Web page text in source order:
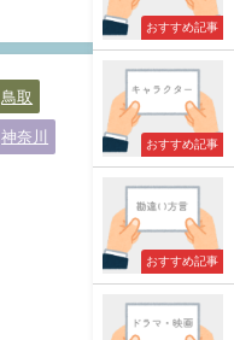
鳥取
神奈川
おすすめ記事
おすすめ記事
おすすめ記事